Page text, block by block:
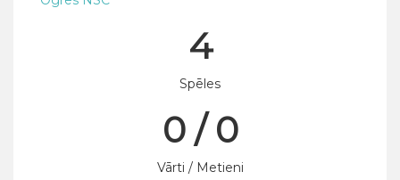
4
Spēles
0 / 0
Vārti / Metieni